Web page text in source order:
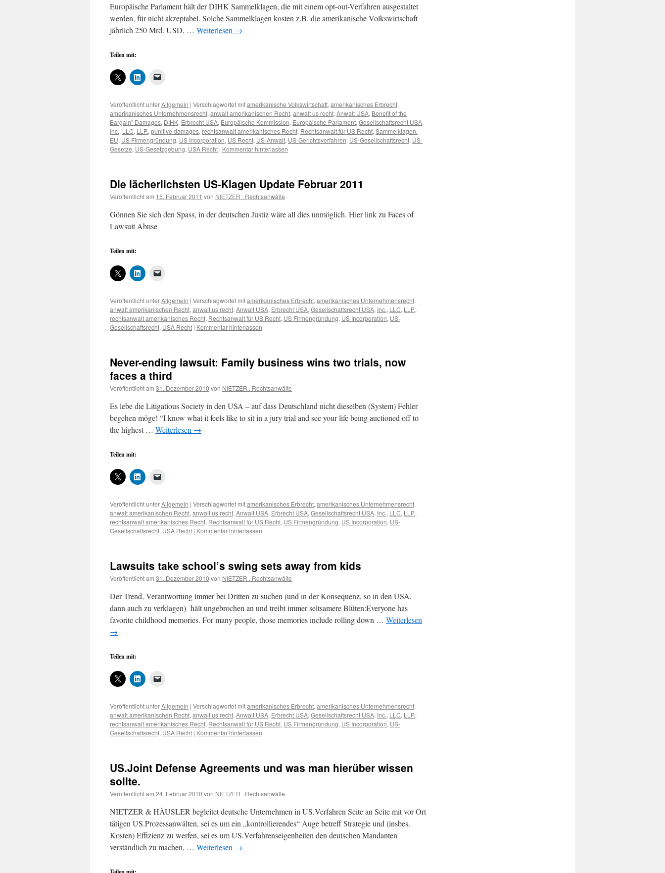
Europäische Parlament hält der DIHK Sammelklagen, die mit einem opt-out-Verfahren ausgestaltet
werden, für nicht akzeptabel. Solche Sammelklagen kosten z.B. die amerikanische Volkswirtschaft
jährlich 250 Mrd. USD, … Weiterlesen →
Teilen mit:
Veröffentlicht unterAllgemein | Verschlagwortet mitamerikanische Volkswirtschaft, amerikanisches Erbrecht,
amerikanisches Unternehmensrecht, anwalt amerikanischen Recht, anwalt us recht, Anwalt USA, Benefit of the
Bargain" Damages, DIHK, Erbrecht USA, Europäische Kommission, Europäische Parlament, Gesellschaftsrecht USA,
Inc., LLC, LLP., punitive damages, rechtsanwalt amerikanisches Recht, Rechtsanwalt für US Recht, Sammelklagen.
EU, US Firmengründung, US Incorporation, US Recht, US-Anwalt, US-Gerichtsverfahren, US-Gesellschaftsrecht, US-
Gesetze, US-Gesetzgebung, USA Recht | Kommentar hinterlassen
Die lächerlichsten US-Klagen Update Februar 2011
Veröffentlicht am 15. Februar 2011 von NIETZER . Rechtsanwälte
Gönnen Sie sich den Spass, in der deutschen Justiz wäre all dies unmöglich. Hier link zu Faces of
Lawsuit Abuse
Teilen mit:
Veröffentlicht unterAllgemein | Verschlagwortet mitamerikanisches Erbrecht, amerikanisches Unternehmensrecht,
anwalt amerikanischen Recht, anwalt us recht, Anwalt USA, Erbrecht USA, Gesellschaftsrecht USA, Inc., LLC, LLP.,
rechtsanwalt amerikanisches Recht, Rechtsanwalt für US Recht, US Firmengründung, US Incorporation, US-
Gesellschaftsrecht, USA Recht | Kommentar hinterlassen
Never-ending lawsuit: Family business wins two trials, now
faces a third
Veröffentlicht am 31. Dezember 2010 von NIETZER . Rechtsanwälte
Es lebe die Litigatious Society in den USA – auf dass Deutschland nicht dieselben (System) Fehler
begehen möge! “I know what it feels like to sit in a jury trial and see your life being auctioned off to
the highest … Weiterlesen →
Teilen mit:
Veröffentlicht unterAllgemein | Verschlagwortet mitamerikanisches Erbrecht, amerikanisches Unternehmensrecht,
anwalt amerikanischen Recht, anwalt us recht, Anwalt USA, Erbrecht USA, Gesellschaftsrecht USA, Inc., LLC, LLP.,
rechtsanwalt amerikanisches Recht, Rechtsanwalt für US Recht, US Firmengründung, US Incorporation, US-
Gesellschaftsrecht, USA Recht | Kommentar hinterlassen
Lawsuits take school’s swing sets away from kids
Veröffentlicht am 31. Dezember 2010 von NIETZER . Rechtsanwälte
Der Trend, Verantwortung immer bei Dritten zu suchen (und in der Konsequenz, so in den USA,
dann auch zu verklagen) hält ungebrochen an und treibt immer seltsamere Blüten:Everyone has
favorite childhood memories. For many people, those memories include rolling down … Weiterlesen
→
Teilen mit:
Veröffentlicht unterAllgemein | Verschlagwortet mitamerikanisches Erbrecht, amerikanisches Unternehmensrecht,
anwalt amerikanischen Recht, anwalt us recht, Anwalt USA, Erbrecht USA, Gesellschaftsrecht USA, Inc., LLC, LLP.,
rechtsanwalt amerikanisches Recht, Rechtsanwalt für US Recht, US Firmengründung, US Incorporation, US-
Gesellschaftsrecht, USA Recht | Kommentar hinterlassen
US.Joint Defense Agreements und was man hierüber wissen
sollte.
Veröffentlicht am 24. Februar 2010 von NIETZER . Rechtsanwälte
NIETZER & HÄUSLER begleitet deutsche Unternehmen in US.Verfahren Seite an Seite mit vor Ort
tätigen US.Prozessanwälten, sei es um ein „kontrollierendes“ Auge betreff Strategie und (insbes.
Kosten) Effizienz zu werfen, sei es um US.Verfahrenseigenheiten den deutschen Mandanten
verständlich zu machen, … Weiterlesen →